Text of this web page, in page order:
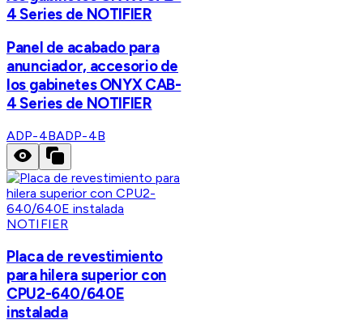
4 Series de NOTIFIER
Panel de acabado para
anunciador, accesorio de
los gabinetes ONYX CAB-
4 Series de NOTIFIER
ADP-4BADP-4B
NOTIFIER
Placa de revestimiento
para hilera superior con
CPU2-640/640E
instalada